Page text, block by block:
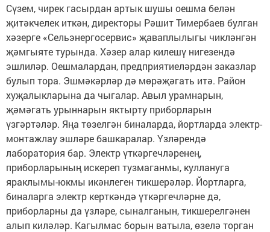
Сүзем, чирек гасырдан артык шушы оешма белән
җитәкчелек иткән, директоры Рәшит Тимербаев булган
хәзерге «Сельэнергосервис» җаваплылыгы чикләнгән
җәмгыяте турында. Хәзер алар килешү нигезендә
эшлиләр. Оешмалардан, предприятиеләрдән заказлар
булып тора. Эшмәкәрләр дә мөрәҗәгать итә. Район
хуҗалыкларына да чыгалар. Авыл урамнарын,
җәмәгать урыннарын яктырту приборларын
үзгәртәләр. Яңа төзелгән биналарда, йортларда электр-
монтажлау эшләре башкаралар. Үзләрендә
лаборатория бар. Электр үткәргечләренең,
приборларының искереп тузмаганмы, куллануга
яраклымы-юкмы икәнлеген тикшерәләр. Йортларга,
биналарга электр керткәндә үткәргечләрне дә,
приборларны да үзләре, сыналганын, тикшерелгәнен
алып киләләр. Кагылмас борын ватыла, өзелә торган